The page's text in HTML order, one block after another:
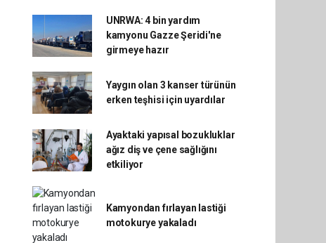
UNRWA: 4 bin yardım
kamyonu Gazze Şeridi'ne
girmeye hazır
Yaygın olan 3 kanser türünün
erken teşhisi için uyardılar
Ayaktaki yapısal bozukluklar
ağız diş ve çene sağlığını
etkiliyor
Kamyondan fırlayan lastiği
motokurye yakaladı